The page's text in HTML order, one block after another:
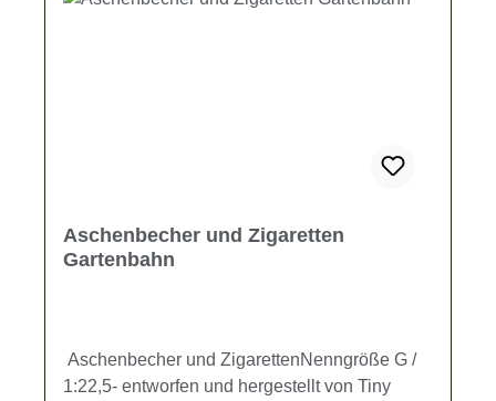
Aschenbecher und Zigaretten
Gartenbahn
Aschenbecher und ZigarettenNenngröße G /
1:22,5- entworfen und hergestellt von Tiny